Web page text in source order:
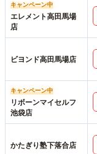
キャンペーン中
エレメント高田馬場
店
ビヨンド高田馬場店
キャンペーン中
リボーンマイセルフ
池袋店
かたぎり塾下落合店